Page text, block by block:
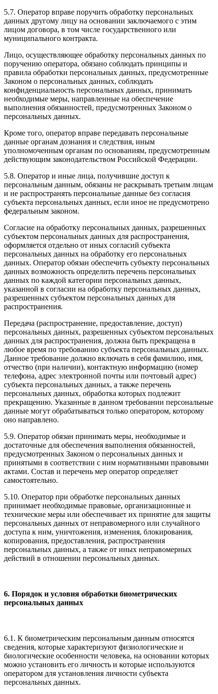
5.7. Оператор вправе поручить обработку персональных
данных другому лицу на основании заключаемого с этим
лицом договора, в том числе государственного или
муниципального контракта.
Лицо, осуществляющее обработку персональных данных по
поручению оператора, обязано соблюдать принципы и
правила обработки персональных данных, предусмотренные
Законом о персональных данных, соблюдать
конфиденциальность персональных данных, принимать
необходимые меры, направленные на обеспечение
выполнения обязанностей, предусмотренных Законом о
персональных данных.
Кроме того, оператор вправе передавать персональные
данные органам дознания и следствия, иным
уполномоченным органам по основаниям, предусмотренным
действующим законодательством Российской Федерации.
5.8. Оператор и иные лица, получившие доступ к
персональным данным, обязаны не раскрывать третьим лицам
и не распространять персональные данные без согласия
субъекта персональных данных, если иное не предусмотрено
федеральным законом.
Согласие на обработку персональных данных, разрешенных
субъектом персональных данных для распространения,
оформляется отдельно от иных согласий субъекта
персональных данных на обработку его персональных
данных. Оператор обязан обеспечить субъекту персональных
данных возможность определить перечень персональных
данных по каждой категории персональных данных,
указанной в согласии на обработку персональных данных,
разрешенных субъектом персональных данных для
распространения.
Передача (распространение, предоставление, доступ)
персональных данных, разрешенных субъектом персональных
данных для распространения, должна быть прекращена в
любое время по требованию субъекта персональных данных.
Данное требование должно включать в себя фамилию, имя,
отчество (при наличии), контактную информацию (номер
телефона, адрес электронной почты или почтовый адрес)
субъекта персональных данных, а также перечень
персональных данных, обработка которых подлежит
прекращению. Указанные в данном требовании персональные
данные могут обрабатываться только оператором, которому
оно направлено.
5.9. Оператор обязан принимать меры, необходимые и
достаточные для обеспечения выполнения обязанностей,
предусмотренных Законом о персональных данных и
принятыми в соответствии с ним нормативными правовыми
актами. Состав и перечень мер оператор определяет
самостоятельно.
5.10. Оператор при обработке персональных данных
принимает необходимые правовые, организационные и
технические меры или обеспечивает их принятие для защиты
персональных данных от неправомерного или случайного
доступа к ним, уничтожения, изменения, блокирования,
копирования, предоставления, распространения
персональных данных, а также от иных неправомерных
действий в отношении персональных данных.
6. Порядок и условия обработки биометрических
персональных данных
6.1. К биометрическим персональным данным относятся
сведения, которые характеризуют физиологические и
биологические особенности человека, на основании которых
можно установить его личность и которые используются
оператором для установления личности субъекта
персональных данных.